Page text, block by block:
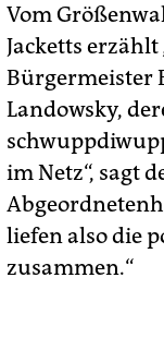
Vom
Jacketts
Bürgermeister
Landowsky,
im Netz“, sagt
liefen also die
zusammen.“